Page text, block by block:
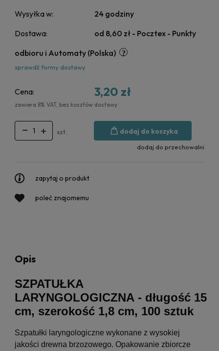
Wysyłka w:
24 godziny
Dostawa:
od 8,60 zł - Pocztex - Punkty
odbioru i Automaty (Polska)
sprawdź formy dostawy
Cena: 3,20 zł
zawiera 8% VAT, bez kosztów dostawy
szt. dodaj do koszyka
dodaj do przechowalni
zapytaj o produkt
poleć znajomemu
Opis
SZPATUŁKA
LARYNGOLOGICZNA - długość 15
cm, szerokość 1,8 cm, 100 sztuk
Szpatułki laryngologiczne wykonane z wysokiej
jakości drewna brzozowego. Opakowanie zbiorcze